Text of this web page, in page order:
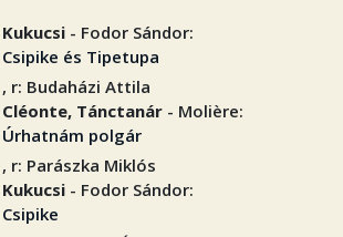
Kukucsi - Fodor Sándor:
Csipike és Tipetupa
, r: Budaházi Attila
Cléonte, Tánctanár - Molière:
Úrhatnám polgár
, r: Parászka Miklós
Kukucsi - Fodor Sándor:
Csipike